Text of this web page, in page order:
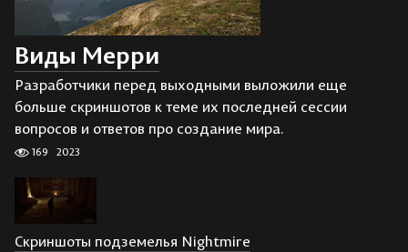
Виды Мерри
Разработчики перед выходными выложили еще
больше скриншотов к теме их последней сессии
вопросов и ответов про создание мира.
169 2023
Скриншоты подземелья Nightmire